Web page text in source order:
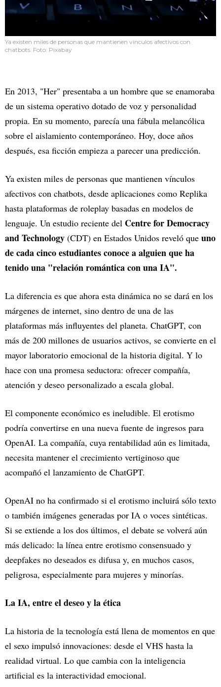
Ya existen miles de personas que mantienen vínculos afectivos con
chatbots. Foto: Pixabay
En 2013, "Her" presentaba a un hombre que se enamoraba
de un sistema operativo dotado de voz y personalidad
propia. En su momento, parecía una fábula melancólica
sobre el aislamiento contemporáneo. Hoy, doce años
después, esa ficción empieza a parecer una predicción.
Ya existen miles de personas que mantienen vínculos
afectivos con chatbots, desde aplicaciones como Replika
hasta plataformas de roleplay basadas en modelos de
lenguaje. Un estudio reciente del Centre for Democracy
and Technology (CDT) en Estados Unidos reveló que uno
de cada cinco estudiantes conoce a alguien que ha
tenido una "relación romántica con una IA".
La diferencia es que ahora esta dinámica no se dará en los
márgenes de internet, sino dentro de una de las
plataformas más influyentes del planeta. ChatGPT, con
más de 200 millones de usuarios activos, se convierte en el
mayor laboratorio emocional de la historia digital. Y lo
hace con una promesa seductora: ofrecer compañía,
atención y deseo personalizado a escala global.
El componente económico es ineludible. El erotismo
podría convertirse en una nueva fuente de ingresos para
OpenAI. La compañía, cuya rentabilidad aún es limitada,
necesita mantener el crecimiento vertiginoso que
acompañó el lanzamiento de ChatGPT.
OpenAI no ha confirmado si el erotismo incluirá sólo texto
o también imágenes generadas por IA o voces sintéticas.
Si se extiende a los dos últimos, el debate se volverá aún
más delicado: la línea entre erotismo consensuado y
deepfakes no deseados es difusa y, en muchos casos,
peligrosa, especialmente para mujeres y minorías.
La IA, entre el deseo y la ética
La historia de la tecnología está llena de momentos en que
el sexo impulsó innovaciones: desde el VHS hasta la
realidad virtual. Lo que cambia con la inteligencia
artificial es la interactividad emocional.